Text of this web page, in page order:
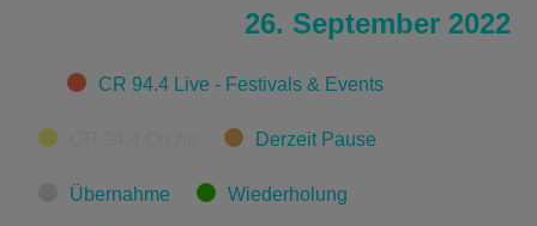
26. September 2022
CategoriesCR 94.4 Live - Festivals & Events
Derzeit Pause
Übernahme Wiederholung